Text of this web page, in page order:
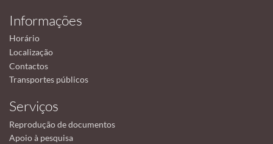
Informações
Horário
Localização
Contactos
Transportes públicos
Serviços
Reprodução de documentos
Apoio à pesquisa